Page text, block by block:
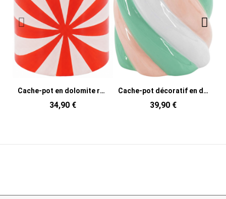
Cache-pot en dolomite rouge et rose 12,5 x 12,5 x 13 cm Swirl
34,90 €
Cache-pot décoratif en dolomite rose vert et blanc 15,5x15,5x16 cm Marshmellow
39,90 €